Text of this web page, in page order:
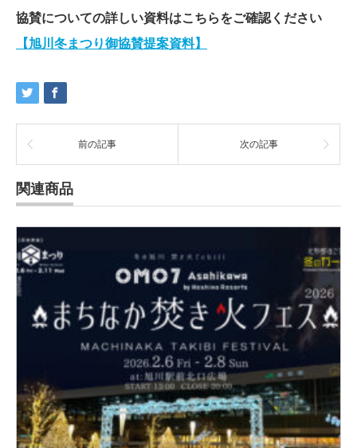
協賛についての詳しい資料はこちらをご確認ください
【旭川冬まつり御協賛提案資料】
前の記事 次の記事
関連商品